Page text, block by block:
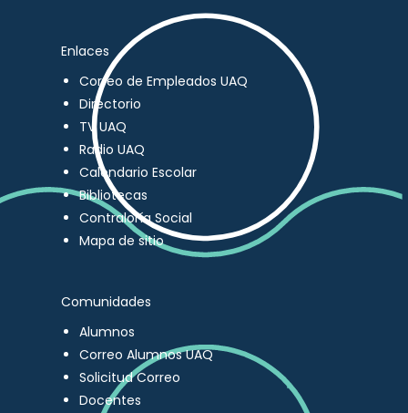
Enlaces
Correo de Empleados UAQ
Directorio
TV UAQ
Radio UAQ
Calendario Escolar
Bibliotecas
Contraloría Social
Mapa de sitio
Comunidades
Alumnos
Correo Alumnos UAQ
Solicitud Correo
Docentes